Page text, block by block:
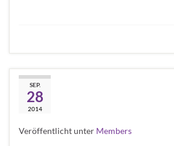
SEP.
28
2014
Veröffentlicht unter Members